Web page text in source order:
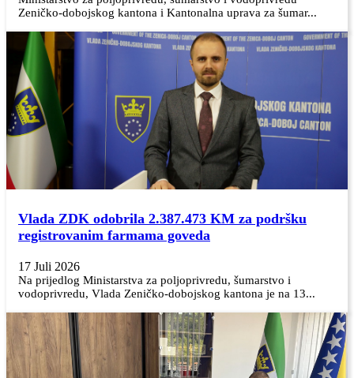
Zeničko-dobojskog kantona i Kantonalna uprava za šumar...
Vlada ZDK odobrila 2.387.473 KM za podršku
registrovanim farmama goveda
17 Juli 2026
Na prijedlog Ministarstva za poljoprivredu, šumarstvo i
vodoprivredu, Vlada Zeničko-dobojskog kantona je na 13...